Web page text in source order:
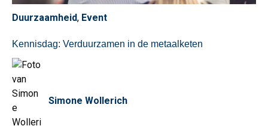
Duurzaamheid, Event
Kennisdag: Verduurzamen in de metaalketen
Simone Wollerich